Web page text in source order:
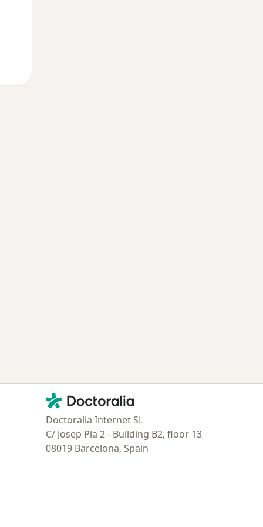
Contacto
Doctoralia - Página de inicio
Doctoralia Internet SL
C/ Josep Pla 2 - Building B2, floor 13
08019 Barcelona, Spain